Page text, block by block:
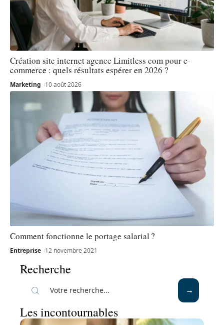
Création site internet agence Limitless com pour e-
commerce : quels résultats espérer en 2026 ?
Marketing 10 août 2026
Comment fonctionne le portage salarial ?
Entreprise 12 novembre 2021
Recherche
Les incontournables